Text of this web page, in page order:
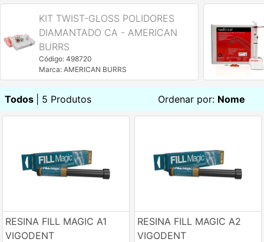
KIT TWIST-GLOSS POLIDORES
DIAMANTADO CA - AMERICAN
BURRS
Código: 498720
Marca: AMERICAN BURRS
Todos | 5 Produtos Ordenar por: Nome
RESINA FILL MAGIC A1
VIGODENT
RESINA FILL MAGIC A2
VIGODENT